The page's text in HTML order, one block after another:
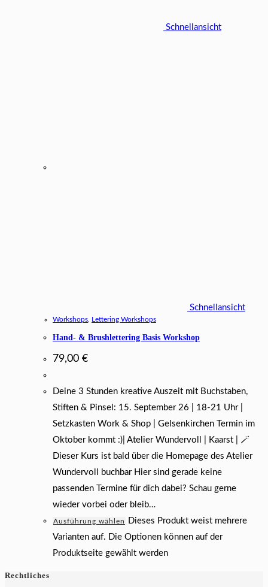
Schnellansicht
Schnellansicht
Workshops Lettering Workshops
Hand- & Brushlettering Basis Workshop
79,00 €
Deine 3 Stunden kreative Auszeit mit Buchstaben,
Stiften & Pinsel: 15. September 26 | 18-21 Uhr |
Setzkasten Work & Shop | Gelsenkirchen Termin im
Oktober kommt :)| Atelier Wundervoll | Kaarst | 🪄
Dieser Kurs ist bald über die Homepage des Atelier
Wundervoll buchbar Hier sind gerade keine
passenden Termine für dich dabei? Schau gerne
wieder vorbei oder bleib…
Ausführung wählen
Dieses Produkt weist mehrere
Varianten auf. Die Optionen können auf der
Produktseite gewählt werden
Rechtliches